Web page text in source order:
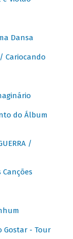
Dansa
/ Cariocando
do Álbum
/
Canções
Gostar - Tour